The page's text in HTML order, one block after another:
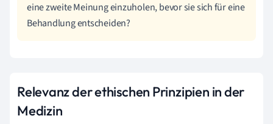
eine zweite Meinung einzuholen, bevor sie sich für eine
Behandlung entscheiden?
Relevanz der ethischen Prinzipien in der
Medizin